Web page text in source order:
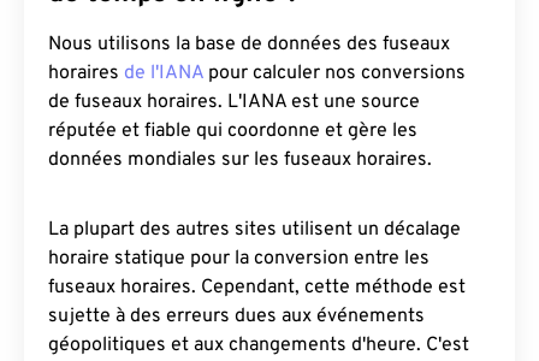
Nous utilisons la base de données des fuseaux
horaires de l'IANA pour calculer nos conversions
de fuseaux horaires. L'IANA est une source
réputée et fiable qui coordonne et gère les
données mondiales sur les fuseaux horaires.
La plupart des autres sites utilisent un décalage
horaire statique pour la conversion entre les
fuseaux horaires. Cependant, cette méthode est
sujette à des erreurs dues aux événements
géopolitiques et aux changements d'heure. C'est